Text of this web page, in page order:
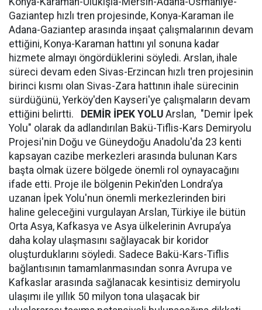
Gaziantep hızlı tren projesinde, Konya-Karaman ile
Adana-Gaziantep arasında inşaat çalışmalarının devam
ettiğini, Konya-Karaman hattını yıl sonuna kadar
hizmete almayı öngördüklerini söyledi. Arslan, ihale
süreci devam eden Sivas-Erzincan hızlı tren projesinin
birinci kısmı olan Sivas-Zara hattının ihale sürecinin
sürdüğünü, Yerköy'den Kayseri'ye çalışmaların devam
ettiğini belirtti.
DEMİR İPEK YOLU Arslan, "Demir İpek
Yolu" olarak da adlandırılan Bakü-Tiflis-Kars Demiryolu
Projesi'nin Doğu ve Güneydoğu Anadolu'da 23 kenti
kapsayan cazibe merkezleri arasında bulunan Kars
başta olmak üzere bölgede önemli rol oynayacağını
ifade etti. Proje ile bölgenin Pekin'den Londra’ya
uzanan İpek Yolu'nun önemli merkezlerinden biri
haline geleceğini vurgulayan Arslan, Türkiye ile bütün
Orta Asya, Kafkasya ve Asya ülkelerinin Avrupa’ya
daha kolay ulaşmasını sağlayacak bir koridor
oluşturduklarını söyledi. Sadece Bakü-Kars-Tiflis
bağlantısının tamamlanmasından sonra Avrupa ve
Kafkaslar arasında sağlanacak kesintisiz demiryolu
ulaşımı ile yıllık 50 milyon tona ulaşacak bir